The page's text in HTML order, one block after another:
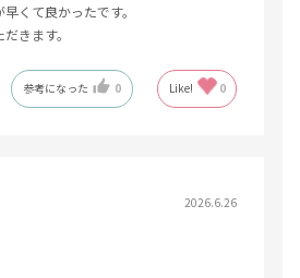
くて良かったです。
きます。
参考になった 0 Like! 0
2026.6.26